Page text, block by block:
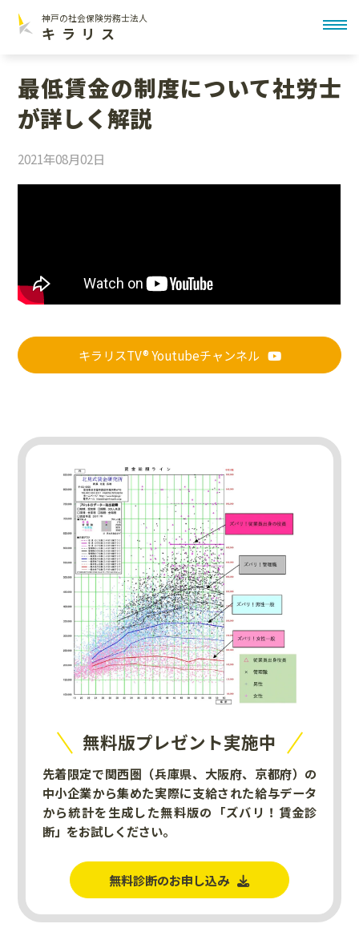
神戸の社会保険労務士法人
キラリス
最低賃金の制度について社労士
が詳しく解説
2021年08月02日
キラリスTV® Youtubeチャンネル
無料版プレゼント実施中
先着限定で関西圏（兵庫県、大阪府、京都府）の
中小企業から集めた実際に支給された給与データ
から統計を生成した無料版の「ズバリ！賃金診
断」をお試しください。
無料診断のお申し込み